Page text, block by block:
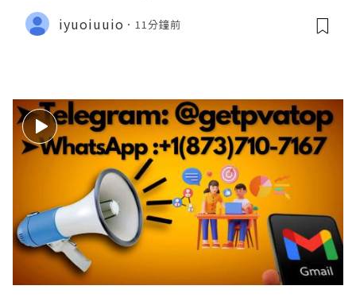
iyuoiuuio 11分鐘前